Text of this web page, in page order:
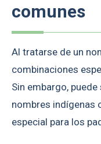
comunes
Al tratarse de un
combinaciones
Sin embargo,
nombres indígenas
especial para los